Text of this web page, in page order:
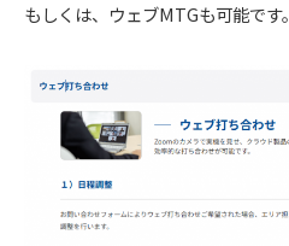
もしくは、ウェブMTGも可能です。